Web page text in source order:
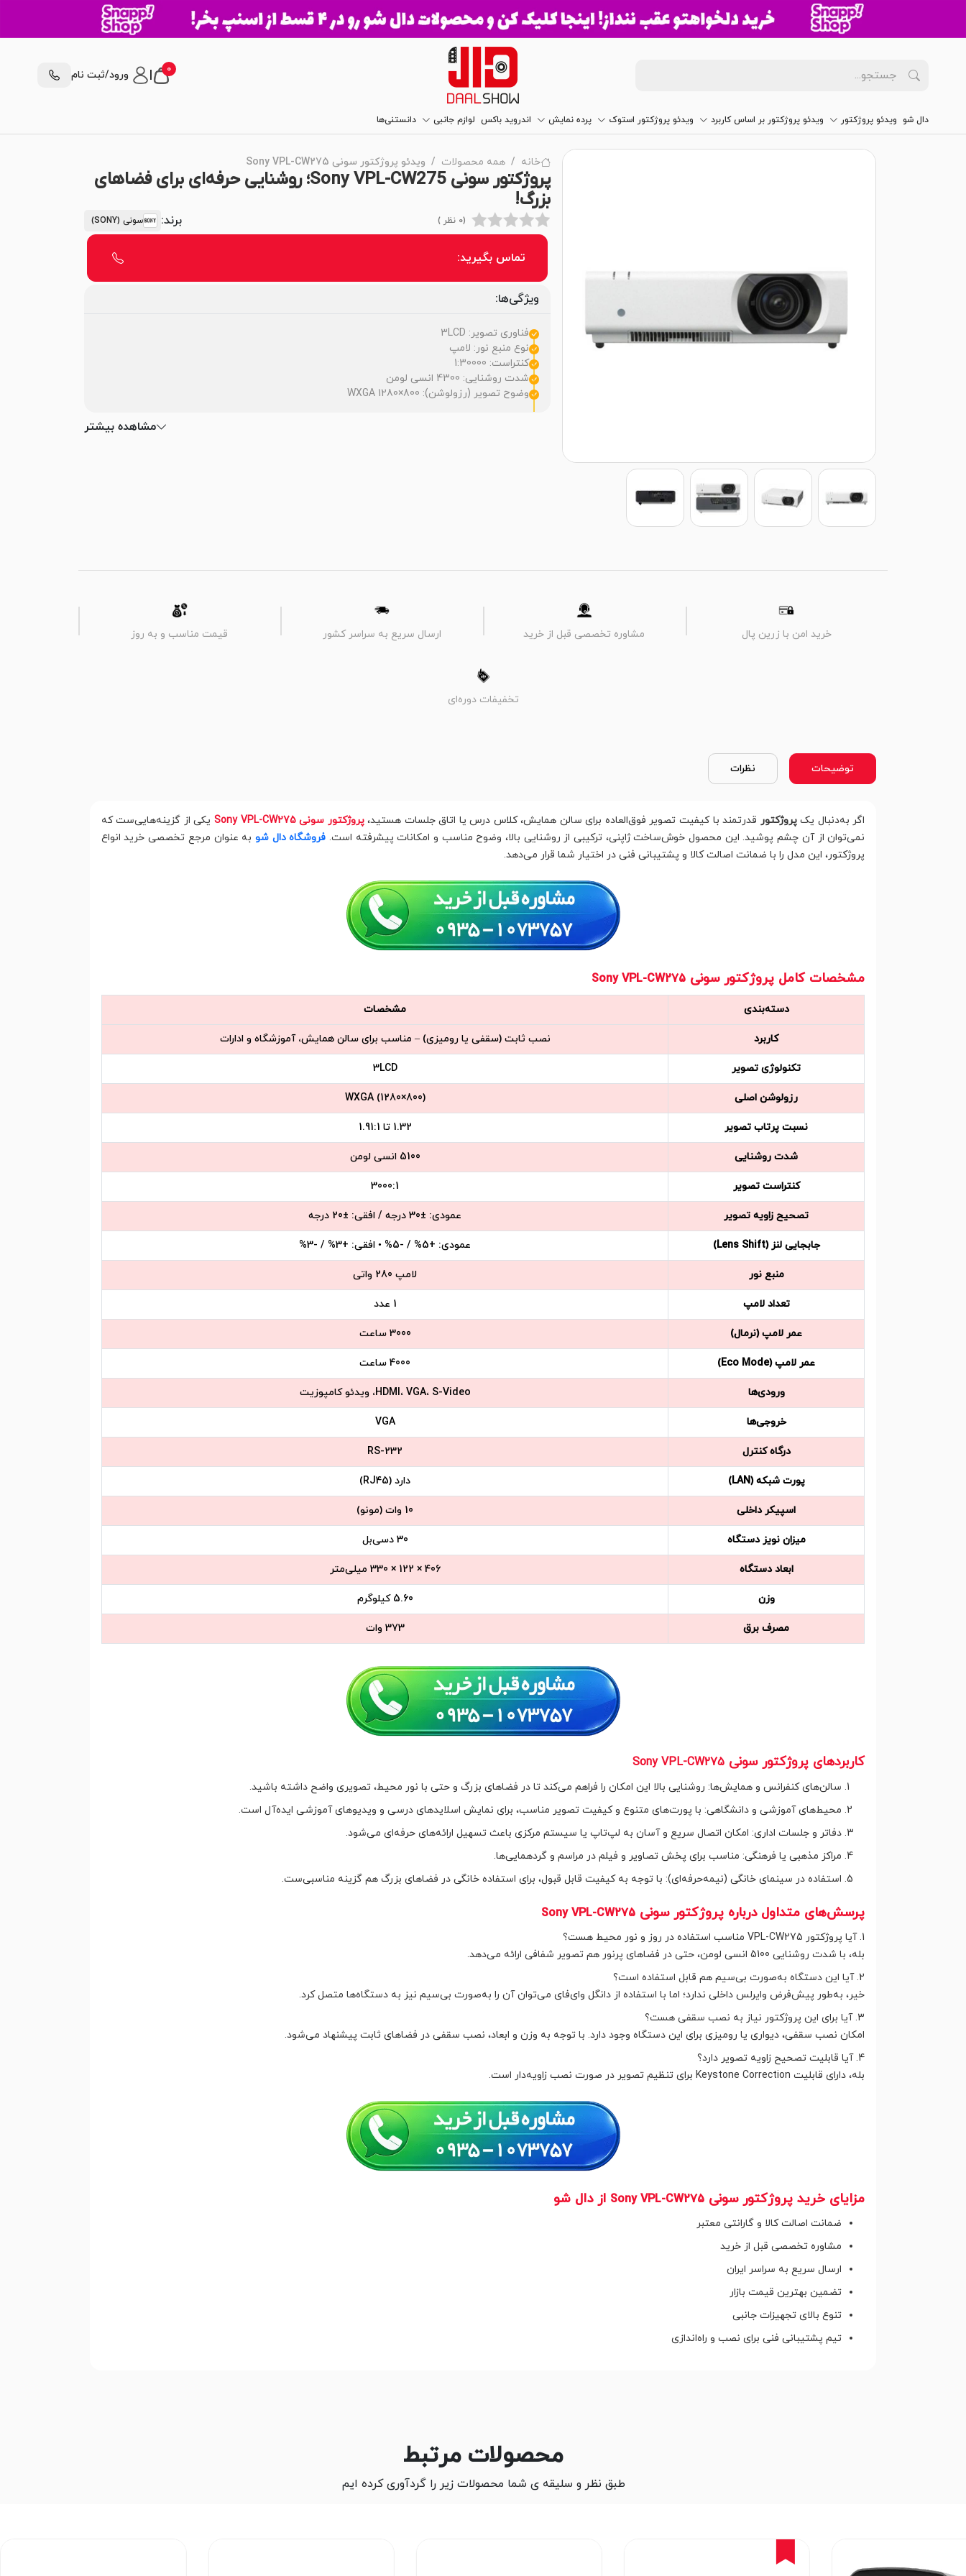
0
| ورود/ثبت نام
دال شو ویدئو پروژکتور ویدئو پروژکتور بر اساس کاربرد ویدئو پروژکتور استوک پرده نمایش اندروید باکس لوازم جانبی دانستنی‌ها
خانه همه محصولات ویدئو پروژکتور سونی Sony VPL-CW275
پروژکتور سونی Sony VPL-CW275؛ روشنایی حرفه‌ای برای فضاهای
بزرگ!
(0 نظر ) برند: سونی (SONY)
تماس بگیرید:
ویژگی‌ها:
فناوری تصویر: 3LCD
نوع منبع نور: لامپ
کنتراست: 1:30000
شدت روشنایی: 4300 انسی لومن
وضوح تصویر (رزولوشن): WXGA 1280×800
مشاهده بیشتر
خرید امن با زرین پال مشاوره تخصصی قبل از خرید ارسال سریع به سراسر کشور قیمت مناسب و به روز
تخفیفات دوره‌ای
توضیحات نظرات
اگر به‌دنبال یکپروژکتور قدرتمند با کیفیت تصویر فوق‌العاده برای سالن همایش، کلاس درس یا اتاق جلسات هستید،پروژکتور سونی Sony VPL-CW275
یکی از گزینه‌هایی‌ست که
نمی‌توان از آن چشم پوشید. این محصول خوش‌ساخت ژاپنی، ترکیبی از روشنایی بالا، وضوح مناسب و امکانات پیشرفته است. فروشگاه دال شو به عنوان مرجع تخصصی خرید انواع
پروژکتور، این مدل را با ضمانت اصالت کالا و پشتیبانی فنی در اختیار شما قرار می‌دهد.
مشخصات کامل پروژکتور سونی Sony VPL-CW275
دسته‌بندی مشخصات
کاربرد نصب ثابت (سقفی یا رومیزی) – مناسب برای سالن همایش، آموزشگاه و ادارات
تکنولوژی تصویر 3LCD
رزولوشن اصلی WXGA (1280×800)
نسبت پرتاب تصویر 1.32 تا 1.91:1
شدت روشنایی 5100 انسی لومن
کنتراست تصویر 3000:1
تصحیح زاویه تصویر عمودی: ±30 درجه / افقی: ±20 درجه
جابجایی لنز (Lens Shift) عمودی: +5% / -5% • افقی: +3% / -3%
منبع نور لامپ 280 واتی
تعداد لامپ 1 عدد
عمر لامپ (نرمال) 3000 ساعت
عمر لامپ (Eco Mode) 4000 ساعت
ورودی‌ها HDMI، VGA، S-Video، ویدئو کامپوزیت
خروجی‌ها VGA
درگاه کنترل RS-232
پورت شبکه (LAN) دارد (RJ45)
اسپیکر داخلی 10 وات (مونو)
میزان نویز دستگاه 30 دسی‌بل
ابعاد دستگاه 406 × 122 × 330 میلی‌متر
وزن 5.60 کیلوگرم
مصرف برق 373 وات
کاربردهای پروژکتور سونی Sony VPL-CW275
سالن‌های کنفرانس و همایش‌ها: روشنایی بالا این امکان را فراهم می‌کند تا در فضاهای بزرگ و حتی با نور محیط، تصویری واضح داشته باشید.
محیط‌های آموزشی و دانشگاهی: با پورت‌های متنوع و کیفیت تصویر مناسب، برای نمایش اسلایدهای درسی و ویدیوهای آموزشی ایده‌آل است.
دفاتر و جلسات اداری: امکان اتصال سریع و آسان به لپ‌تاپ یا سیستم مرکزی باعث تسهیل ارائه‌های حرفه‌ای می‌شود.
مراکز مذهبی یا فرهنگی: مناسب برای پخش تصاویر و فیلم در مراسم و گردهمایی‌ها.
استفاده در سینمای خانگی (نیمه‌حرفه‌ای): با توجه به کیفیت قابل قبول، برای استفاده خانگی در فضاهای بزرگ هم گزینه مناسبی‌ست.
پرسش‌های متداول درباره پروژکتور سونی Sony VPL-CW275
1. آیا پروژکتور VPL-CW275 مناسب استفاده در روز و نور محیط هست؟
بله، با شدت روشنایی 5100 انسی لومن، حتی در فضاهای پرنور هم تصویر شفافی ارائه می‌دهد.
2. آیا این دستگاه به‌صورت بی‌سیم هم قابل استفاده است؟
خیر، به‌طور پیش‌فرض وایرلس داخلی ندارد؛ اما با استفاده از دانگل وای‌فای می‌توان آن را به‌صورت بی‌سیم نیز به دستگاه‌ها متصل کرد.
3. آیا برای این پروژکتور نیاز به نصب سقفی هست؟
امکان نصب سقفی، دیواری یا رومیزی برای این دستگاه وجود دارد. با توجه به وزن و ابعاد، نصب سقفی در فضاهای ثابت پیشنهاد می‌شود.
4. آیا قابلیت تصحیح زاویه تصویر دارد؟
بله، دارای قابلیت Keystone Correction برای تنظیم تصویر در صورت نصب زاویه‌دار است.
مزایای خرید پروژکتور سونی Sony VPL-CW275 از دال شو
ضمانت اصالت کالا و گارانتی معتبر
مشاوره تخصصی قبل از خرید
ارسال سریع به سراسر ایران
تضمین بهترین قیمت بازار
تنوع بالای تجهیزات جانبی
تیم پشتیبانی فنی برای نصب و راه‌اندازی
محصولات مرتبط
طبق نظر و سلیقه ی شما محصولات زیر را گردآوری کرده ایم